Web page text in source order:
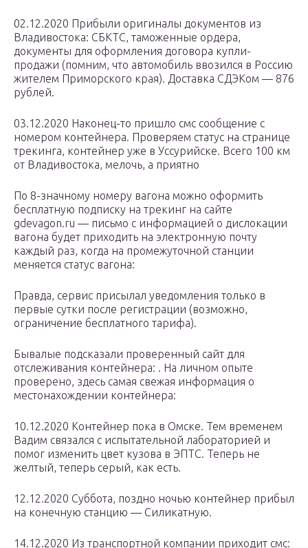
02.12.2020 Прибыли оригиналы документов из
Владивостока: СБКТС, таможенные ордера,
документы для оформления договора купли-
продажи (помним, что автомобиль ввозился в Россию
жителем Приморского края). Доставка СДЭКом — 876
рублей.
03.12.2020 Наконец-то пришло смс сообщение с
номером контейнера. Проверяем статус на странице
трекинга, контейнер уже в Уссурийске. Всего 100 км
от Владивостока, мелочь, а приятно
По 8-значному номеру вагона можно оформить
бесплатную подписку на трекинг на сайте
gdevagon.ru — письмо с информацией о дислокации
вагона будет приходить на электронную почту
каждый раз, когда на промежуточной станции
меняется статус вагона:
Правда, сервис присылал уведомления только в
первые сутки после регистрации (возможно,
ограничение бесплатного тарифа).
Бывалые подсказали проверенный сайт для
отслеживания контейнера: . На личном опыте
проверено, здесь самая свежая информация о
местонахождении контейнера:
10.12.2020 Контейнер пока в Омске. Тем временем
Вадим связался с испытательной лабораторией и
помог изменить цвет кузова в ЭПТС. Теперь не
желтый, теперь серый, как есть.
12.12.2020 Суббота, поздно ночью контейнер прибыл
на конечную станцию — Силикатную.
14.12.2020 Из транспортной компании приходит смс: